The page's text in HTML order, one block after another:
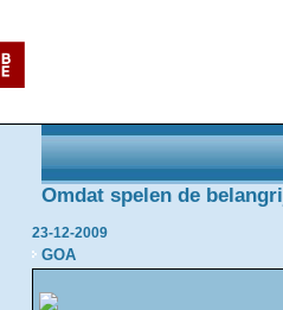
Omdat spelen de
23-12-2009
GOA